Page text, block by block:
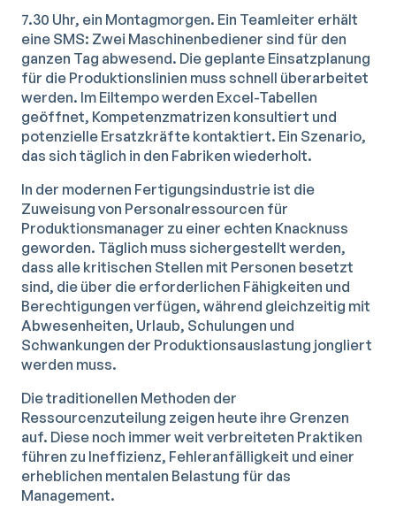
7.30 Uhr, ein Montagmorgen. Ein Teamleiter erhält
eine SMS: Zwei Maschinenbediener sind für den
ganzen Tag abwesend. Die geplante Einsatzplanung
für die Produktionslinien muss schnell überarbeitet
werden. Im Eiltempo werden Excel-Tabellen
geöffnet, Kompetenzmatrizen konsultiert und
potenzielle Ersatzkräfte kontaktiert. Ein Szenario,
das sich täglich in den Fabriken wiederholt.
In der modernen Fertigungsindustrie ist die
Zuweisung von Personalressourcen für
Produktionsmanager zu einer echten Knacknuss
geworden. Täglich muss sichergestellt werden,
dass alle kritischen Stellen mit Personen besetzt
sind, die über die erforderlichen Fähigkeiten und
Berechtigungen verfügen, während gleichzeitig mit
Abwesenheiten, Urlaub, Schulungen und
Schwankungen der Produktionsauslastung jongliert
werden muss.
Die traditionellen Methoden der
Ressourcenzuteilung zeigen heute ihre Grenzen
auf. Diese noch immer weit verbreiteten Praktiken
führen zu Ineffizienz, Fehleranfälligkeit und einer
erheblichen mentalen Belastung für das
Management.